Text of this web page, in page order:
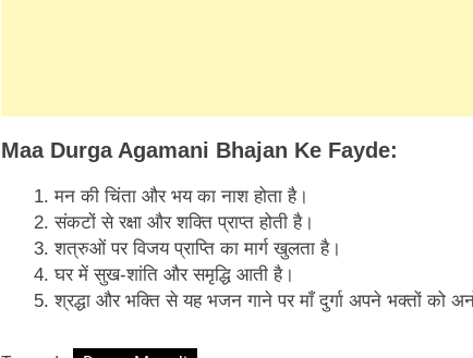
Maa Durga Agamani Bhajan Ke Fayde:
मन की चिंता और भय का नाश होता है।
संकटों से रक्षा और शक्ति प्राप्त होती है।
शत्रुओं पर विजय प्राप्ति का मार्ग खुलता है।
घर में सुख-शांति और समृद्धि आती है।
श्रद्धा और भक्ति से यह भजन गाने पर माँ दुर्गा अपने भक्तों को